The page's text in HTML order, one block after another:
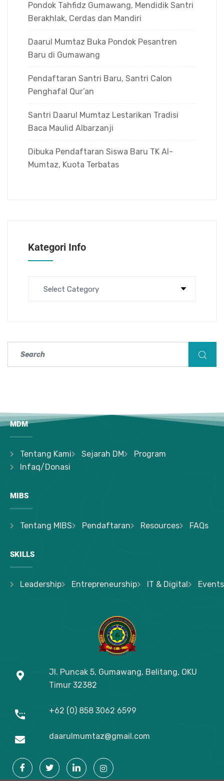
Pondok Tahfidz Gumawang, Mendidik Santri
Berakhlak, Cerdas dan Mandiri
Daarul Mumtaz Buka Pondok Pesantren
Baru di Gumawang
Pendaftaran Santri Baru, Santri Calon
Penghafal Qur’an
Santri Daarul Mumtaz Lestarikan Tradisi
Baca Maulid Albarzanji
Dibuka Pendaftaran Siswa Baru TK Al-
Mumtaz, Kuota Terbatas
Kategori Info
MDM
Tentang Kami Sejarah DM
Program
Infaq/Donasi
MIBS
Tentang MIBS Pendaftaran Resources FAQs
SKILLS
Leadership Entrepreneurship IT & Digital Events
Jl. Puncak 5, Gumawang, Belitang, OKU
Timur 32382
+62 (0) 858 3062 6599
daarulmumtaz@gmail.com